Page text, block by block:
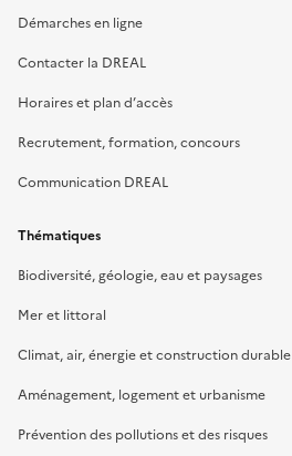
Démarches en ligne
Contacter la DREAL
Horaires et plan d’accès
Recrutement, formation, concours
Communication DREAL
Thématiques
Biodiversité, géologie, eau et paysages
Mer et littoral
Climat, air, énergie et construction durable
Aménagement, logement et urbanisme
Prévention des pollutions et des risques